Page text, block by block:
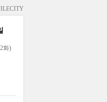
화)